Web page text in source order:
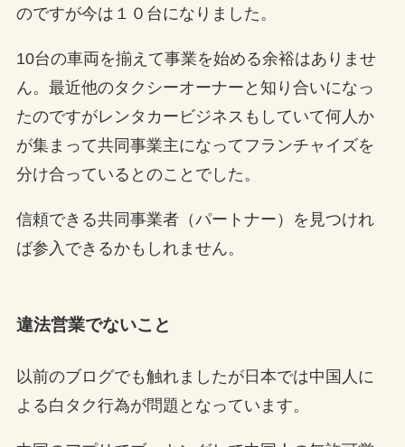
のですが今は１０台になりました。
10台の車両を揃えて事業を始める余裕はありませ
ん。最近他のタクシーオーナーと知り合いになっ
たのですがレンタカービジネスもしていて何人か
が集まって共同事業主になってフランチャイズを
分け合っているとのことでした。
信頼できる共同事業者（パートナー）を見つけれ
ば参入できるかもしれません。
違法営業でないこと
以前のブログでも触れましたが日本では中国人に
よる白タク行為が問題となっています。